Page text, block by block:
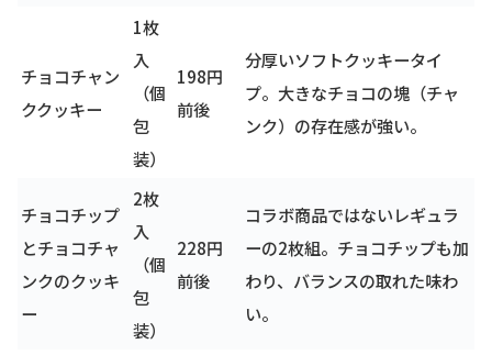
チョコチャン
ククッキー
1枚
入
（個
包
装）
198円
前後
分厚いソフトクッキータイ
プ。大きなチョコの塊（チャ
ンク）の存在感が強い。
チョコチップ
とチョコチャ
ンクのクッキ
ー
2枚
入
（個
包
装）
228円
前後
コラボ商品ではないレギュラ
ーの2枚組。チョコチップも加
わり、バランスの取れた味わ
い。